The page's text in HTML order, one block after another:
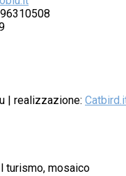
| realizzazione:
turismo, mosaico